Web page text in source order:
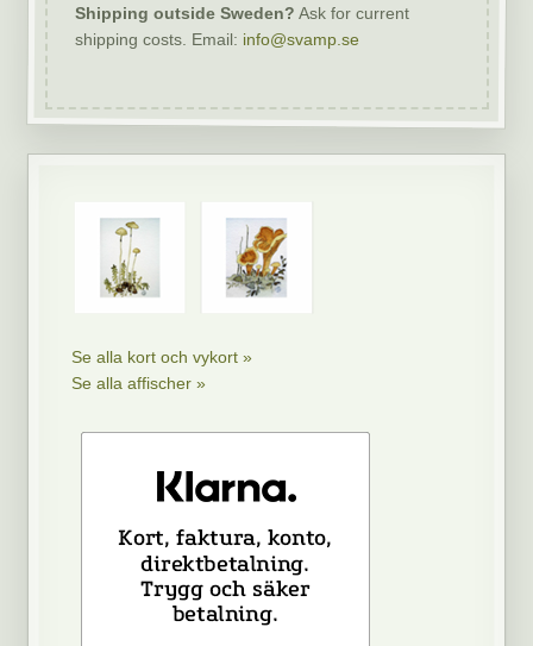
Shipping outside Sweden? Ask for current
shipping costs. Email: info@svamp.se
Se alla kort och vykort »
Se alla affischer »